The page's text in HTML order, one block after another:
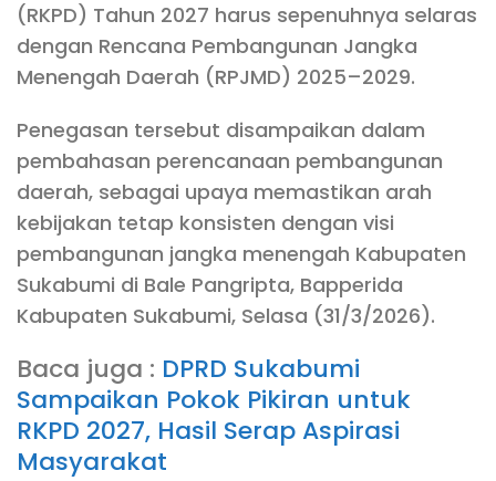
(RKPD) Tahun 2027 harus sepenuhnya selaras
dengan Rencana Pembangunan Jangka
Menengah Daerah (RPJMD) 2025–2029.
Penegasan tersebut disampaikan dalam
pembahasan perencanaan pembangunan
daerah, sebagai upaya memastikan arah
kebijakan tetap konsisten dengan visi
pembangunan jangka menengah Kabupaten
Sukabumi di Bale Pangripta, Bapperida
Kabupaten Sukabumi, Selasa (31/3/2026).
Baca juga : DPRD Sukabumi
Sampaikan Pokok Pikiran untuk
RKPD 2027, Hasil Serap Aspirasi
Masyarakat